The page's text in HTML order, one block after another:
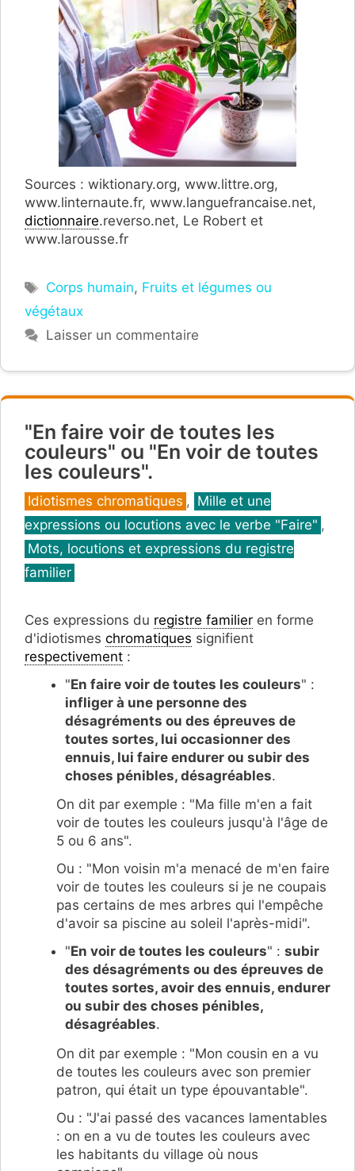
Sources : wiktionary.org, www.littre.org,
www.linternaute.fr, www.languefrancaise.net,
dictionnaire.reverso.net, Le Robert et
www.larousse.fr
Étiquettes
Corps humain, Fruits et légumes ou
végétaux
Laisser un commentaire
"En faire voir de toutes les
couleurs" ou "En voir de toutes
les couleurs".
Catégories
Idiotismes chromatiques , Mille et une
expressions ou locutions avec le verbe "Faire" ,
Mots, locutions et expressions du registre
familier
Ces expressions du registre familier en forme
d'idiotismes chromatiques signifient
respectivement :
"En faire voir de toutes les couleurs" :
infliger à une personne des
désagréments ou des épreuves de
toutes sortes, lui occasionner des
ennuis, lui faire endurer ou subir des
choses pénibles, désagréables.
On dit par exemple : "Ma fille m'en a fait
voir de toutes les couleurs jusqu'à l'âge de
5 ou 6 ans".
Ou : "Mon voisin m'a menacé de m'en faire
voir de toutes les couleurs si je ne coupais
pas certains de mes arbres qui l'empêche
d'avoir sa piscine au soleil l'après-midi".
"En voir de toutes les couleurs" : subir
des désagréments ou des épreuves de
toutes sortes, avoir des ennuis, endurer
ou subir des choses pénibles,
désagréables.
On dit par exemple : "Mon cousin en a vu
de toutes les couleurs avec son premier
patron, qui était un type épouvantable".
Ou : "J'ai passé des vacances lamentables
: on en a vu de toutes les couleurs avec
les habitants du village où nous